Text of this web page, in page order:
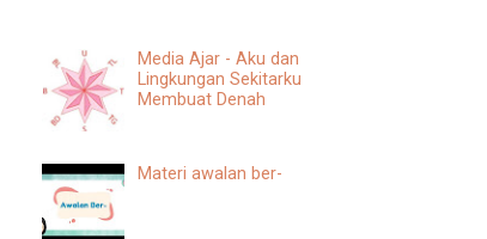
Media Ajar - Aku dan
Lingkungan Sekitarku
Membuat Denah
Materi awalan ber-